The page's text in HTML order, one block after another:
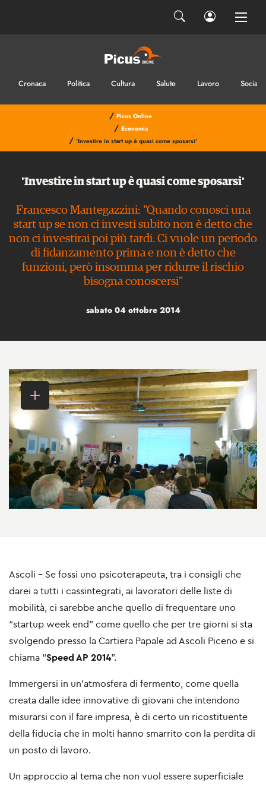
Cronaca Politica Cultura Salute Lavoro Sociale
/ Picus Online
/ Economia
/ 'Investire in start up è quasi come sposarsi'
'Investire in start up è quasi come sposarsi'
Francesco Mantegazzini: "Quando conosci una
start up se non ci investi subito non è detto che
non ci investirai poi più tardi. Ci vuole un periodo
di fidanzamento prima e non è detto che
funzioni, però insomma per ridurre il rischio
bisogna conoscersi"
sabato 04 ottobre 2014
Ascoli - Se fossi uno psicoterapeuta, tra i consigli che
darei a tutti i cassintegrati, ai lavoratori delle liste di
mobilità, ci sarebbe anche quello di frequentare uno
“startup week end” come quello che per tre giorni si sta
svolgendo presso la Cartiera Papale ad Ascoli Piceno e si
chiama “Speed AP 2014”.
Immergersi in un'atmosfera di fermento, come quella
creata dalle idee innovative di giovani che intendono
misurarsi con il fare impresa, è di certo un ricostituente
della fiducia che in molti hanno smarrito con la perdita di
un posto di lavoro.
Un approccio al tema che non vuol essere superficiale